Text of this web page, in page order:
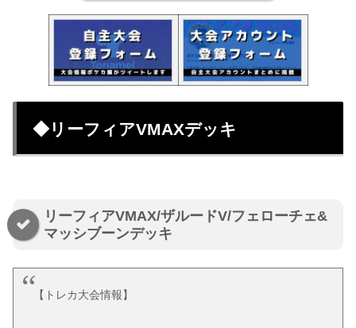
◆リーフィアVMAXデッキ
リーフィアVMAX/ザルードV/フェローチェ&
マッシブーンデッキ
【トレカ大会情報】